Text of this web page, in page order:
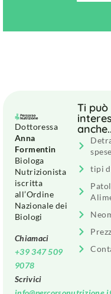
Dottoressa
Anna
Formentin
Biologa
Nutrizionista
iscritta
all’Ordine
Nazionale dei
Biologi
Chiamaci
+39 347 509
9078
Scrivici
Ti può
spese
tipi